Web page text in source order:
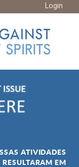
Login
ATIVIDADES
RESULTARAM EM